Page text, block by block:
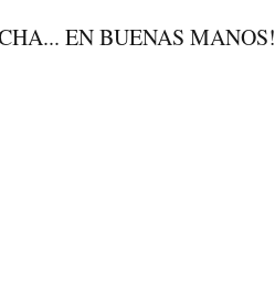
EN BUENAS MANOS!